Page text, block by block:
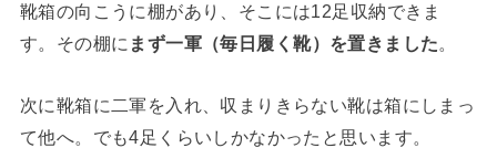
靴箱の向こうに棚があり、そこには12足収納できま
す。その棚に まず一軍（毎日履く靴）を置きました。
次に靴箱に二軍を入れ、収まりきらない靴は箱にしまっ
て他へ。でも4足くらいしかなかったと思います。